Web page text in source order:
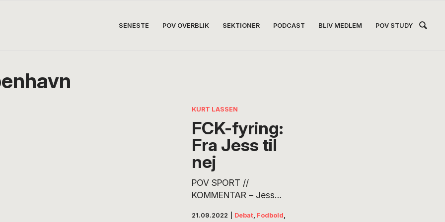
SENESTE POV OVERBLIK SEKTIONER PODCAST BLIV MEDLEM POV STUDY
KURT LASSEN
FCK-fyring:
Fra Jess til
nej
POV SPORT //
KOMMENTAR – Jess
21.09.2022 Debat, Fodbold